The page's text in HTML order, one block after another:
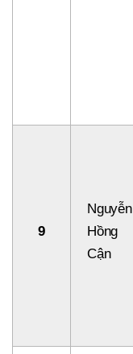
9
Nguyễn
Hồng
Cận